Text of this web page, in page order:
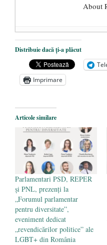
About
Dezvăluiri
președintele
Zelensky
- 13
Statul care
Legea Vexler
poetului Octavian
- 16 aprilie 2026
Distribuie dacă ți-a plăcut
Imprimare
Articole similare
Parlamentari PSD, REPER
și PNL, prezenți la
„Forumul parlamentar
pentru diversitate”,
eveniment dedicat
„revendicărilor politice” ale
LGBT+ din România